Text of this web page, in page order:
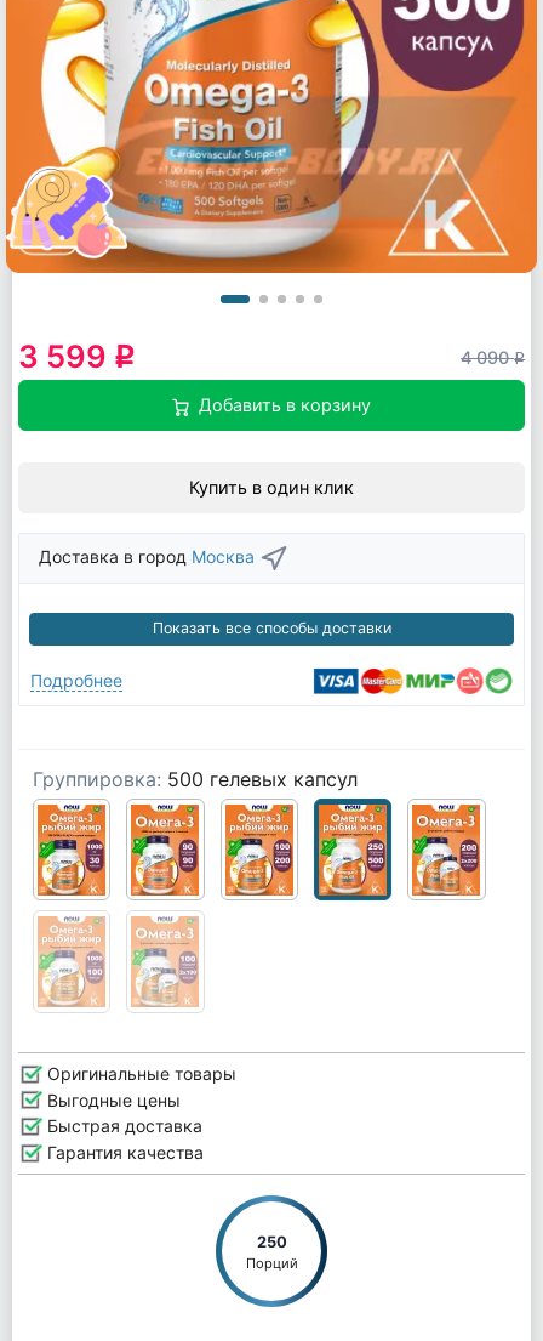
3 599 q 4 090q
Добавить в корзину
Купить в один клик
Доставка в город Москва
Показать все способы доставки
Подробнее
Группировка: 500 гелевых капсул
Оригинальные товары
Выгодные цены
Быстрая доставка
Гарантия качества
250
Порций